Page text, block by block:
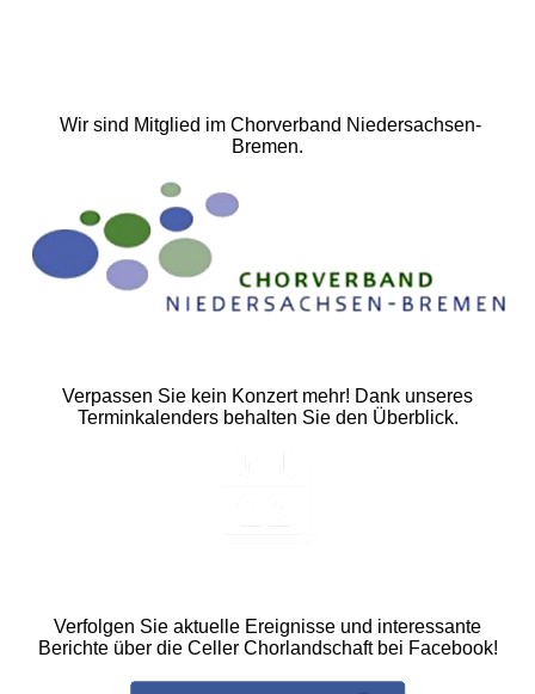
Wir sind Mitglied im Chorverband Niedersachsen-
Bremen.
Verpassen Sie kein Konzert mehr! Dank unseres
Terminkalenders behalten Sie den Überblick.
Verfolgen Sie aktuelle Ereignisse und interessante
Berichte über die Celler Chorlandschaft bei Facebook!